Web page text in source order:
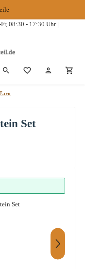
08:30 - 17:30 Uhr |
Du hast 0
Set